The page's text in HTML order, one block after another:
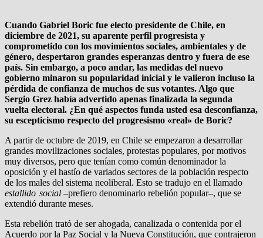
Cuando Gabriel Boric fue electo presidente de Chile, en
diciembre de 2021, su aparente perfil progresista y
comprometido con los movimientos sociales, ambientales y de
género, despertaron grandes esperanzas dentro y fuera de ese
país. Sin embargo, a poco andar, las medidas del nuevo
gobierno minaron su popularidad inicial y le valieron incluso la
pérdida de confianza de muchos de sus votantes. Algo que
Sergio Grez había advertido apenas finalizada la segunda
vuelta electoral. ¿En qué aspectos funda usted esa desconfianza,
su escepticismo respecto del progresismo «real» de Boric?
A partir de octubre de 2019, en Chile se empezaron a desarrollar
grandes movilizaciones sociales, protestas populares, por motivos
muy diversos, pero que tenían como común denominador la
oposición y el hastío de variados sectores de la población respecto
de los males del sistema neoliberal. Esto se tradujo en el llamado
estallido social –prefiero denominarlo rebelión popular–, que se
extendió durante meses.
Esta rebelión trató de ser ahogada, canalizada o contenida por el
Acuerdo por la Paz Social y la Nueva Constitución, que contrajeron